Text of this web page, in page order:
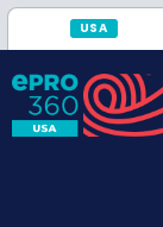
USA